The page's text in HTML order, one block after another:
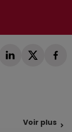
Voir plus